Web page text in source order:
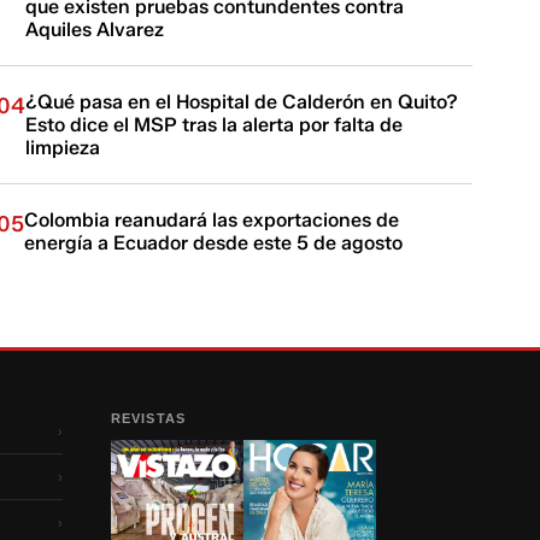
que existen pruebas contundentes contra
Aquiles Alvarez
¿Qué pasa en el Hospital de Calderón en Quito?
Esto dice el MSP tras la alerta por falta de
limpieza
Colombia reanudará las exportaciones de
energía a Ecuador desde este 5 de agosto
›
›
›
REVISTAS